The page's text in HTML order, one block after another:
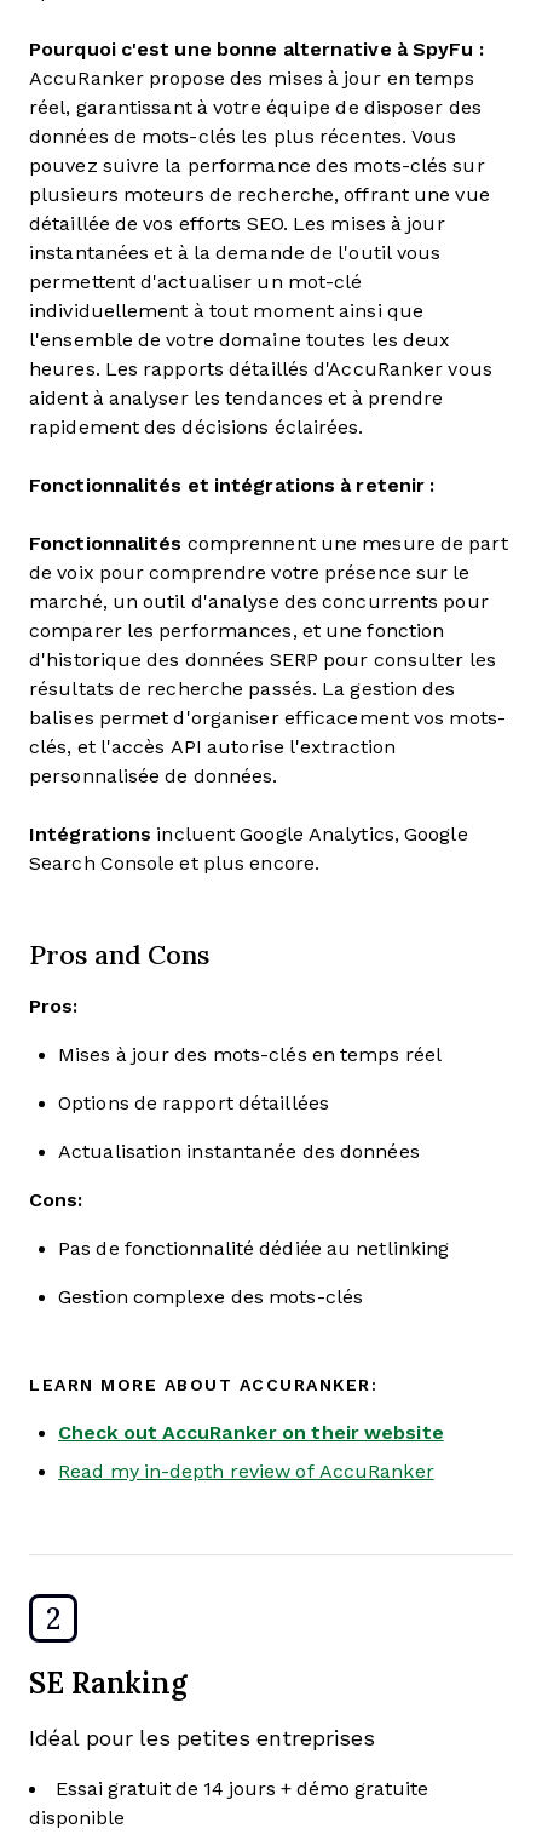
Pourquoi c'est une bonne alternative à SpyFu :
AccuRanker propose des mises à jour en temps
réel, garantissant à votre équipe de disposer des
données de mots-clés les plus récentes. Vous
pouvez suivre la performance des mots-clés sur
plusieurs moteurs de recherche, offrant une vue
détaillée de vos efforts SEO. Les mises à jour
instantanées et à la demande de l'outil vous
permettent d'actualiser un mot-clé
individuellement à tout moment ainsi que
l'ensemble de votre domaine toutes les deux
heures. Les rapports détaillés d'AccuRanker vous
aident à analyser les tendances et à prendre
rapidement des décisions éclairées.
Fonctionnalités et intégrations à retenir :
Fonctionnalités comprennent une mesure de part
de voix pour comprendre votre présence sur le
marché, un outil d'analyse des concurrents pour
comparer les performances, et une fonction
d'historique des données SERP pour consulter les
résultats de recherche passés. La gestion des
balises permet d'organiser efficacement vos mots-
clés, et l'accès API autorise l'extraction
personnalisée de données.
Intégrations incluent Google Analytics, Google
Search Console et plus encore.
Pros and Cons
Pros:
Mises à jour des mots-clés en temps réel
Options de rapport détaillées
Actualisation instantanée des données
Cons:
Pas de fonctionnalité dédiée au netlinking
Gestion complexe des mots-clés
LEARN MORE ABOUT ACCURANKER:
Check out AccuRanker on their website
Read my in-depth review of AccuRanker
2
SE Ranking
Idéal pour les petites entreprises
Essai gratuit de 14 jours + démo gratuite
disponible